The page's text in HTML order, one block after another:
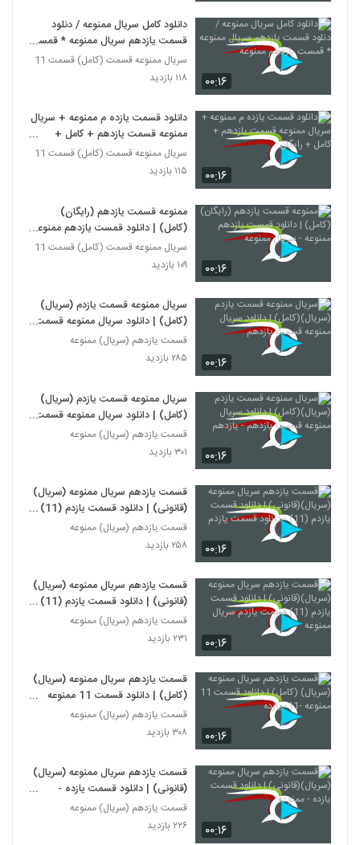
۰۰:۱۶
دانلود کامل سریال ممنوعه / دنلود
قسمت یازدهم سریال ممنوعه * قمست
یازدهم ممنوعه
سریال ممنوعه قسمت (کامل) قسمت 11
۱۱۸ بازدید
۰۰:۱۶
دانلود قسمت یازده م ممنوعه + سریال
ممنوعه قسمت یازدهم + کامل +
رایگان
سریال ممنوعه قسمت (کامل) قسمت 11
۱۱۵ بازدید
۰۰:۱۶
ممنوعه قسمت یازدهم (رایگان)
(کامل) | دانلود قمست یازدهم ممنوعه
- سریال ممنوعه
سریال ممنوعه قسمت (کامل) قسمت 11
۱۰۹ بازدید
۰۰:۱۶
سریال ممنوعه قسمت یازدم (سریال)
(کامل) | دانلود سریال ممنوعه قسمت
یازدهم
قسمت یازدهم (سریال) ممنوعه
۲۸۵ بازدید
۰۰:۱۶
سریال ممنوعه قسمت یازدم (سریال)
(کامل) | دانلود سریال ممنوعه قسمت
یازدهم - یازدهم
قسمت یازدهم (سریال) ممنوعه
۳۰۱ بازدید
۰۰:۱۶
قسمت یازدهم سریال ممنوعه (سریال)
(قانونی) | دانلود قسمت یازدم (11) -
دانلود قسمت یازدم
قسمت یازدهم (سریال) ممنوعه
۲۵۸ بازدید
۰۰:۱۶
قسمت یازدهم سریال ممنوعه (سریال)
(قانونی) | دانلود قسمت یازدم (11)
قسمت یازدم سریال ممنوعه
قسمت یازدهم (سریال) ممنوعه
۲۳۱ بازدید
۰۰:۱۶
قسمت یازدهم سریال ممنوعه (سریال)
(کامل) | دانلود قسمت 11 ممنوعه
-11- یازده
قسمت یازدهم (سریال) ممنوعه
۳۰۸ بازدید
۰۰:۱۶
قسمت یازدهم سریال ممنوعه (سریال)
(قانونی) | دانلود قسمت یازده -
ممنوعه
قسمت یازدهم (سریال) ممنوعه
۲۲۶ بازدید